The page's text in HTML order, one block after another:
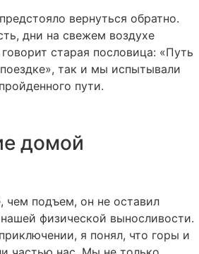
вернуться обратно.
дни на свежем воздухе
старая пословица: «Путь
так и мы испытывали
пути.
домой
чем подъем, он не оставил
физической выносливости.
я понял, что горы и